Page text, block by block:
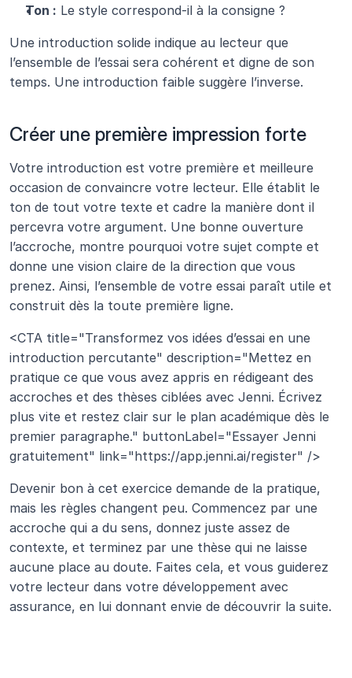
Ton : Le style correspond-il à la consigne ?
Une introduction solide indique au lecteur que
l’ensemble de l’essai sera cohérent et digne de son
temps. Une introduction faible suggère l’inverse.
Créer une première impression forte
Votre introduction est votre première et meilleure
occasion de convaincre votre lecteur. Elle établit le
ton de tout votre texte et cadre la manière dont il
percevra votre argument. Une bonne ouverture
l’accroche, montre pourquoi votre sujet compte et
donne une vision claire de la direction que vous
prenez. Ainsi, l’ensemble de votre essai paraît utile et
construit dès la toute première ligne.
<CTA title="Transformez vos idées d’essai en une
introduction percutante" description="Mettez en
pratique ce que vous avez appris en rédigeant des
accroches et des thèses ciblées avec Jenni. Écrivez
plus vite et restez clair sur le plan académique dès le
premier paragraphe." buttonLabel="Essayer Jenni
gratuitement" link="https://app.jenni.ai/register" />
Devenir bon à cet exercice demande de la pratique,
mais les règles changent peu. Commencez par une
accroche qui a du sens, donnez juste assez de
contexte, et terminez par une thèse qui ne laisse
aucune place au doute. Faites cela, et vous guiderez
votre lecteur dans votre développement avec
assurance, en lui donnant envie de découvrir la suite.